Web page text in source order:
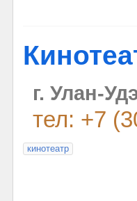
г. Улан-
тел: +7
кинотеатр